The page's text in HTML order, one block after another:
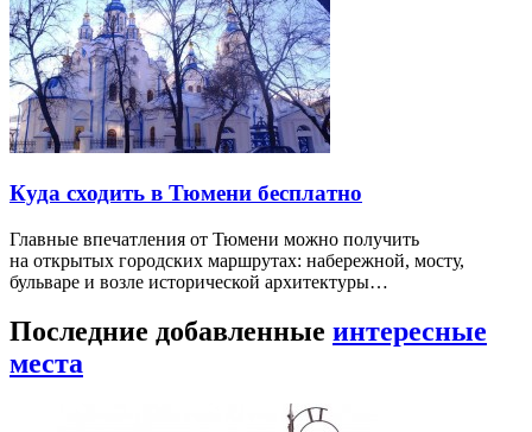
Куда сходить в Тюмени бесплатно
Главные впечатления от Тюмени можно получить
на открытых городских маршрутах: набережной, мосту,
бульваре и возле исторической архитектуры…
Последние добавленные интересные
места